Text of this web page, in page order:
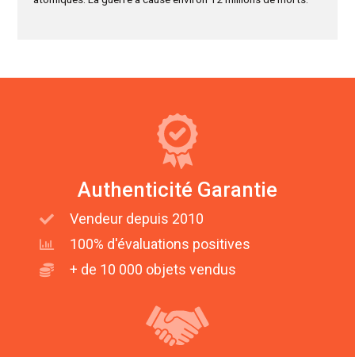
Authenticité Garantie
Vendeur depuis 2010
100% d'évaluations positives
+ de 10 000 objets vendus